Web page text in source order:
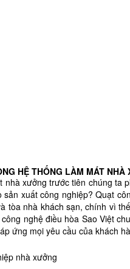
HỆ THỐNG LÀM MÁT NHÀ
xưởng trước tiên chúng ta
xuất công nghiệp? Quạt
tòa nhà khách sạn, chính vì
nghệ điều hòa Sao Việt
ứng mọi yêu cầu của khách